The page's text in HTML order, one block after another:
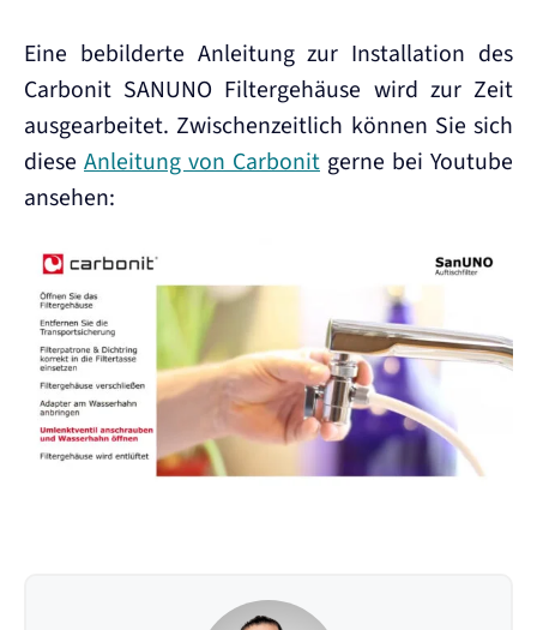
Eine bebilderte Anleitung zur Installation des
Carbonit SANUNO Filtergehäuse wird zur Zeit
ausgearbeitet. Zwischenzeitlich können Sie sich
diese Anleitung von Carbonit gerne bei Youtube
ansehen: